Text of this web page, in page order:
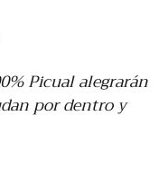
Picual alegrarán
por dentro y